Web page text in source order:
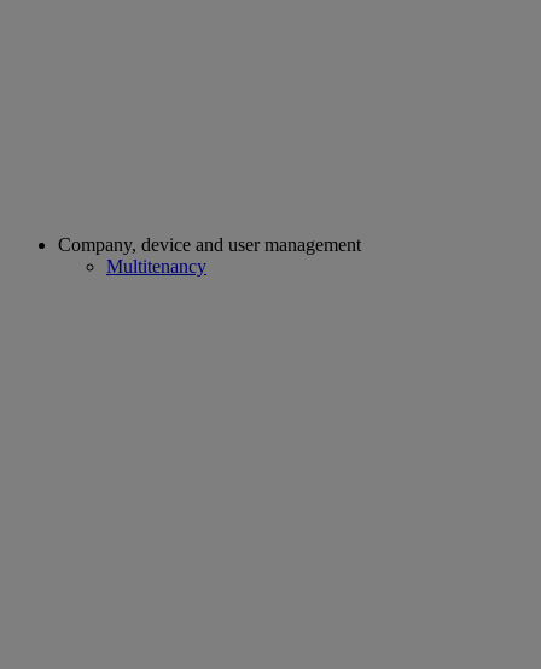
Company, device and user management
Multitenancy